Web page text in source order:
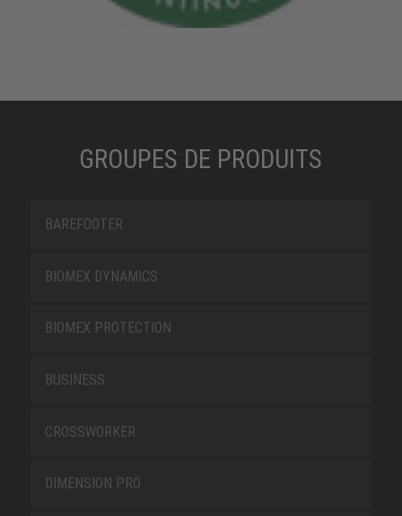
GROUPES DE PRODUITS
BAREFOOTER
BIOMEX DYNAMICS
BIOMEX PROTECTION
BUSINESS
CROSSWORKER
DIMENSION PRO